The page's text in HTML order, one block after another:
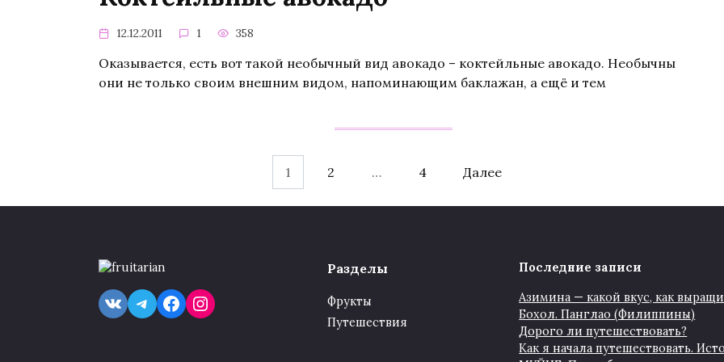
12.12.2011 1 358
Оказывается, есть вот такой необычный вид авокадо – коктейльные авокадо. Необычны
они не только своим внешним видом, напоминающим баклажан, а ещё и тем
записям
1 2 … 4 Далее
VKTelegram
Facebook
Instagram
Разделы
Фрукты
Путешествия
Последние записи
Азимина — какой вкус, как
Бохол. Панглао (Филиппины)
Дорого ли путешествовать?
Как я начала путешествовать.